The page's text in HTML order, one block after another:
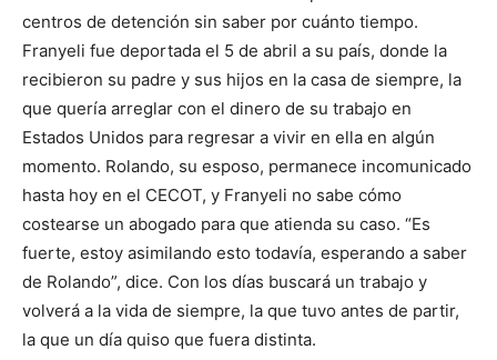
centros de detención sin saber por cuánto tiempo.
Franyeli fue deportada el 5 de abril a su país, donde la
recibieron su padre y sus hijos en la casa de siempre, la
que quería arreglar con el dinero de su trabajo en
Estados Unidos para regresar a vivir en ella en algún
momento. Rolando, su esposo, permanece incomunicado
hasta hoy en el CECOT, y Franyeli no sabe cómo
costearse un abogado para que atienda su caso. “Es
fuerte, estoy asimilando esto todavía, esperando a saber
de Rolando”, dice. Con los días buscará un trabajo y
volverá a la vida de siempre, la que tuvo antes de partir,
la que un día quiso que fuera distinta.